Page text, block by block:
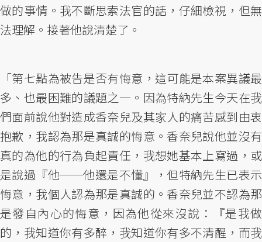
做的事情。我不斷思索法官的話，仔細檢視，但無
法理解。接著他說清楚了。
「第七點為被告是否有悔意，這可能是本案異議最
多、也最困難的議題之一。因為特納先生今天在我
們面前說他對造成香奈兒及其家人的痛苦感到由衷
抱歉，我認為那是真誠的悔意。香奈兒說他並沒有
真的為他的行為負起責任，我想她基本上寫過，或
是說過『他──他還是不懂』，但特納先生已表示
悔意，我個人認為那是真誠的。香奈兒並不認為那
是發自內心的悔意，因為他從來沒說：『是我做
的，我知道你有多醉，我知道你有多不清醒，而我